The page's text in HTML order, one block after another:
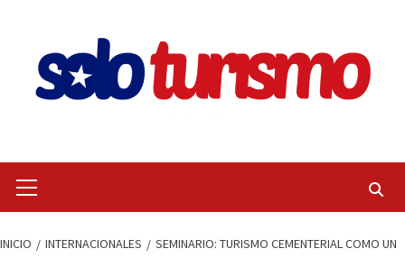
contenido
primario
INICIO INTERNACIONALES
SEMINARIO: TURISMO CEMENTERIAL COMO UN